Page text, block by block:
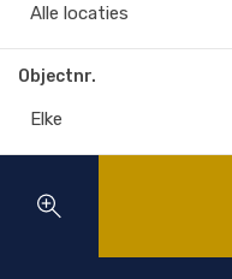
Alle locaties
Objectnr.